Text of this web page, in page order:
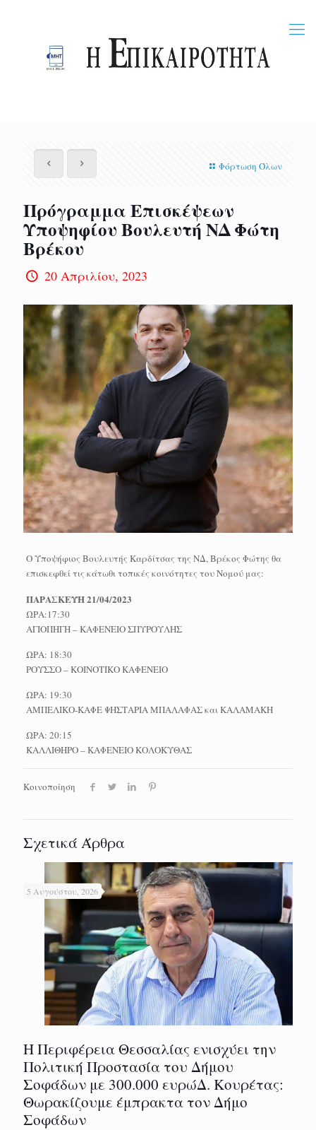
Φόρτωση Όλων
Πρόγραμμα Επισκέψεων
Υποψηφίου Βουλευτή ΝΔ Φώτη
Βρέκου
20 Απριλίου, 2023
Ο Υποψήφιος Βουλευτής Καρδίτσας της ΝΔ, Βρέκος Φώτης θα
επισκεφθεί τις κάτωθι τοπικές κοινότητες του Νομού μας:
ΠΑΡΑΣΚΕΥΗ 21/04/2023
ΩΡΑ:17:30
ΑΓΙΟΠΗΓΗ – ΚΑΦΕΝΕΙΟ ΣΠΥΡΟΥΛΗΣ
ΩΡΑ: 18:30
ΡΟΥΣΣΟ – ΚΟΙΝΟΤΙΚΟ ΚΑΦΕΝΕΙΟ
ΩΡΑ: 19:30
ΑΜΠΕΛΙΚΟ-ΚΑΦΕ ΨΗΣΤΑΡΙΑ ΜΠΑΛΑΦΑΣ και ΚΑΛΑΜΑΚΗ
ΩΡΑ: 20:15
ΚΑΛΛΙΘΗΡΟ – ΚΑΦΕΝΕΙΟ ΚΟΛΟΚΥΘΑΣ
Κοινοποίηση
Σχετικά Άρθρα
5 Αυγούστου, 2026
Η Περιφέρεια Θεσσαλίας ενισχύει την
Πολιτική Προστασία του Δήμου
Σοφάδων με 300.000 ευρώΔ. Κουρέτας:
Θωρακίζουμε έμπρακτα τον Δήμο
Σοφάδων